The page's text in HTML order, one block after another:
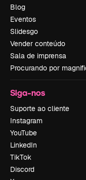
Blog
Eventos
Slidesgo
Vender conteúdo
Sala de imprensa
Procurando por
Siga-nos
Suporte ao cliente
Instagram
YouTube
LinkedIn
TikTok
Discord